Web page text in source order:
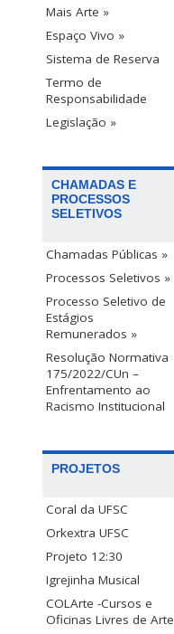
Mais Arte »
Espaço Vivo »
Sistema de Reserva
Termo de
Responsabilidade
Legislação »
CHAMADAS E
PROCESSOS
SELETIVOS
Chamadas Públicas »
Processos Seletivos »
Processo Seletivo de
Estágios
Remunerados »
Resolução Normativa
175/2022/CUn –
Enfrentamento ao
Racismo Institucional
PROJETOS
Coral da UFSC
Orkextra UFSC
Projeto 12:30
Igrejinha Musical
COLArte -Cursos e
Oficinas Livres de Arte